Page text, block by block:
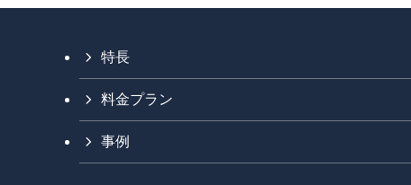
特長
料金プラン
事例